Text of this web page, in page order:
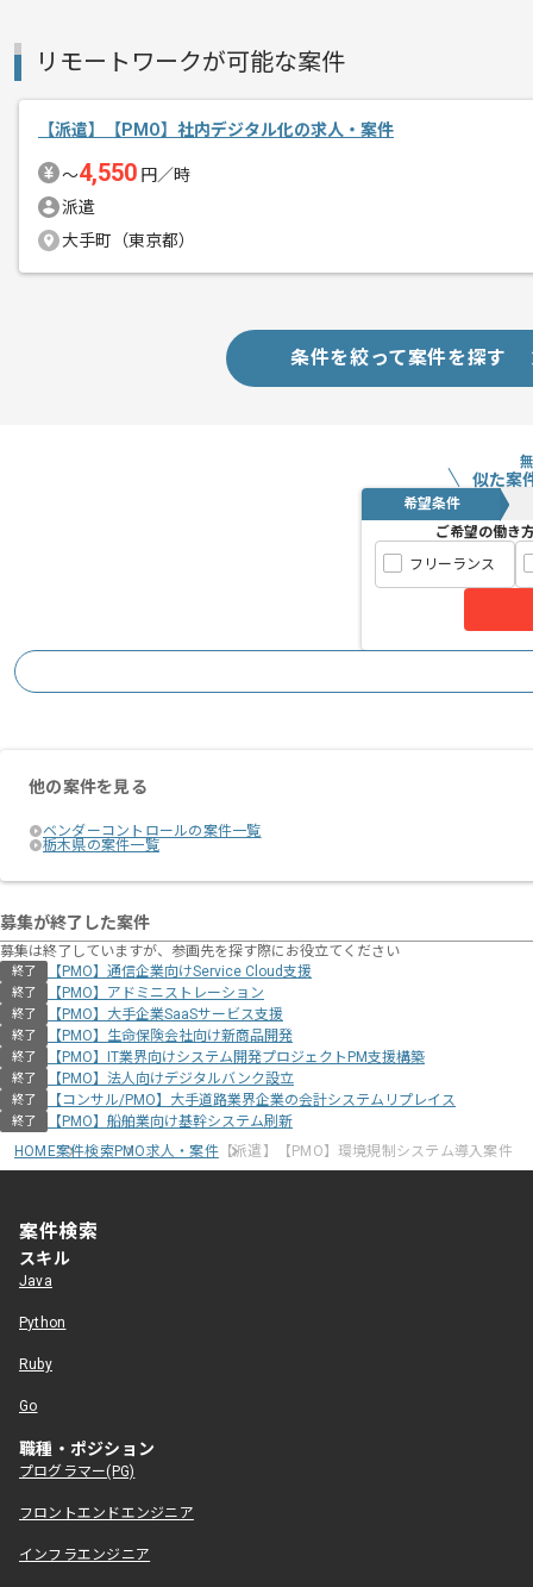
リモートワークが可能な案件
【派遣】【PMO】社内デジタル化の求人・案件
〜4,550 円／時
派遣
大手町（東京都）
条件を絞って案件を探す
似た案
希望条件
ご希望の働き
フリーランス
他の案件を見る
ベンダーコントロールの案件一覧
栃木県の案件一覧
募集が終了した案件
募集は終了していますが、参画先を探す際にお役立てください
終了 【PMO】通信企業向けService Cloud支援
終了 【PMO】アドミニストレーション
終了 【PMO】大手企業SaaSサービス支援
終了 【PMO】生命保険会社向け新商品開発
終了 【PMO】IT業界向けシステム開発プロジェクトPM支援構築
終了 【PMO】法人向けデジタルバンク設立
終了 【コンサル/PMO】大手道路業界企業の会計システムリプレイス
終了
【PMO】船舶業向け基幹システム刷新
HOME案件検索PMO求人・案件【派遣】【PMO】環境規制システム導入案件
案件検索
スキル
Java
Python
Ruby
Go
職種・ポジション
プログラマー(PG)
フロントエンドエンジニア
インフラエンジニア